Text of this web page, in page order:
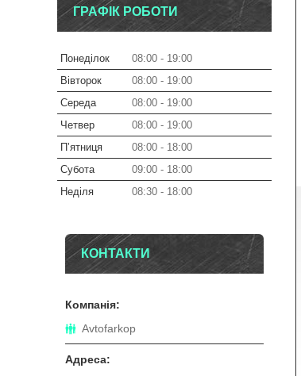
ГРАФІК РОБОТИ
Понеділок 08:00
19:00
Вівторок
08:00
19:00
Середа
08:00
19:00
Четвер
08:00
19:00
Пʼятниця
08:00
18:00
Субота
09:00
18:00
Неділя
08:30 18:00
КОНТАКТИ
Avtofarkop